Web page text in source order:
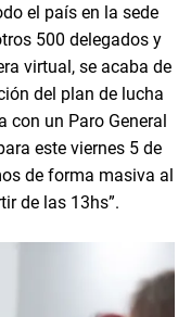
el país en la sede
500 delegados y
virtual, se acaba de
del plan de lucha
con un Paro General
este viernes 5 de
de forma masiva al
de las 13hs”.